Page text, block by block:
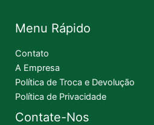
Menu Rápido
Contato
A Empresa
Política de Troca e Devolução
Política de Privacidade
Contate-Nos